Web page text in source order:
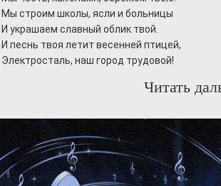
Мы строим школы, ясли и больницы
И украшаем славный облик твой.
И песнь твоя летит весенней птицей,
Электросталь, наш город трудовой!
Читать